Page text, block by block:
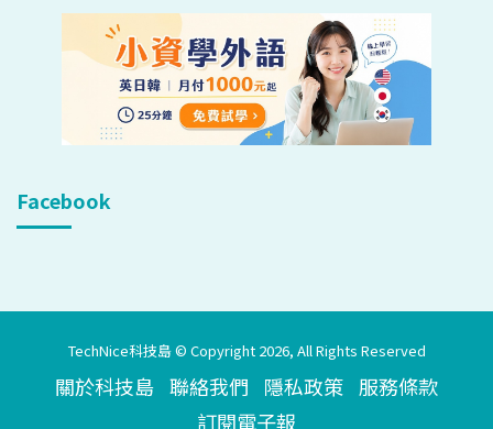
Facebook
TechNice科技島 © Copyright 2026, All Rights Reserved
關於科技島 聯絡我們 隱私政策 服務條款
訂閱電子報